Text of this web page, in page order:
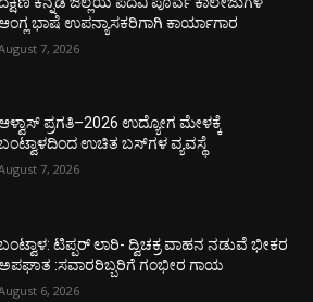
ಭಾಷೆ ಉಪನ್ಯಾಸಕರಿಗಾಗಿ ಕಾರ್ಯಾಗಾರ
7, 2026
ಪ್ರಗತಿ–2026 ಉದ್ಯೋಗ ಮೇಳಕ್ಕೆ
ಉಚಿತ ಬಸ್‌ಗಳ ವ್ಯವಸ್ಥೆ
7, 2026
ಟಿಪ್ಪರ್ ಲಾರಿ- ದ್ವಿಚಕ್ರ ವಾಹನ ನಡುವೆ ಭೀಕರ
:ಸವಾರರಿಬ್ಬರಿಗೆ ಗಂಭೀರ ಗಾಯ
6, 2026